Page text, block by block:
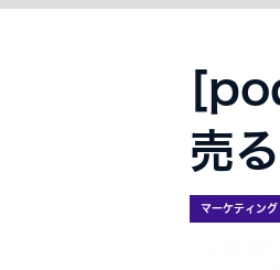
売
マーケティング